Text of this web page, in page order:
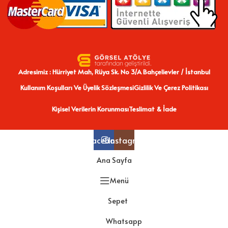
Adresimiz : Hürriyet Mah, Rüya Sk. No 3/A Bahçelievler / İstanbul
Kullanım Koşulları Ve Üyelik SözleşmesiGizlilik Ve Çerez Politikası
Kişisel Verilerin KorunmasıTeslimat & İade
FacebookInstagram
Ana Sayfa
Menü
Sepet
Whatsapp